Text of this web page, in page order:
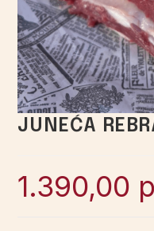
JUNEĆA
1.390,00